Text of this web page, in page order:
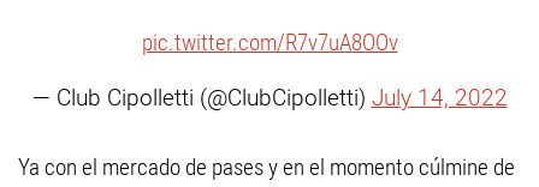
pic.twitter.com/R7v7uA8OOv
— Club Cipolletti (@ClubCipolletti) July 14, 2022
Ya con el mercado de pases y en el momento cúlmine de